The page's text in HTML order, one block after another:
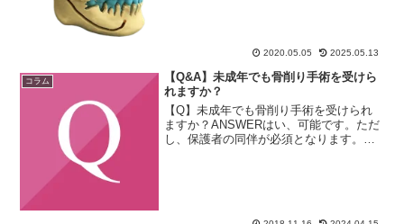
2020.05.05 2025.05.13
コラム
【Q&A】未成年でも骨削り手術を受けら
れますか？
【Q】未成年でも骨削り手術を受けられ
ますか？ANSWERはい、可能です。ただ
し、保護者の同伴が必須となります。未